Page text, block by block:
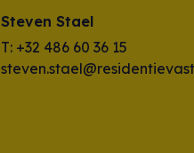
Steven Stael
T: +32 486 60 36 15